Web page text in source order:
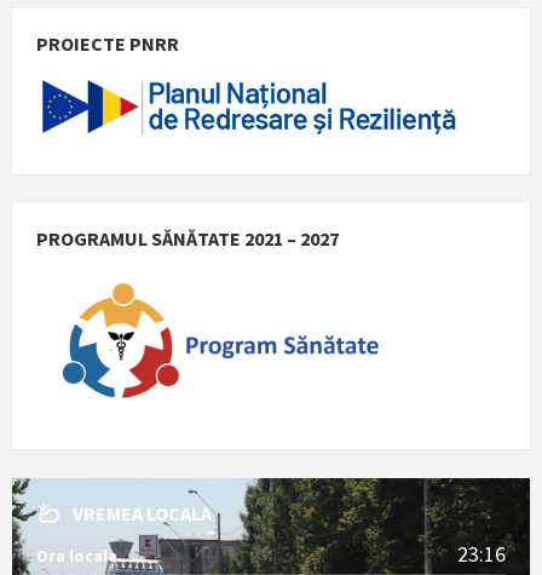
PROIECTE PNRR
PROGRAMUL SĂNĂTATE 2021 – 2027
VREMEA LOCALA
Ora locala 23:16